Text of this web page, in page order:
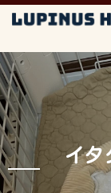
イタ